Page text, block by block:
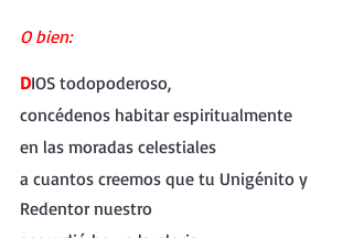
O bien:
DIOS todopoderoso,
concédenos habitar espiritualmente
en las moradas celestiales
a cuantos creemos que tu Unigénito y
Redentor nuestro